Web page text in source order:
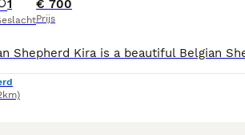
1 € 700
Prijs